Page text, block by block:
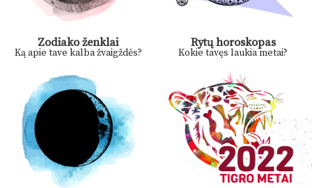
Zodiako ženklai
Ką apie tave kalba žvaigždės?
Rytų horoskopas
Kokie tavęs laukia metai?